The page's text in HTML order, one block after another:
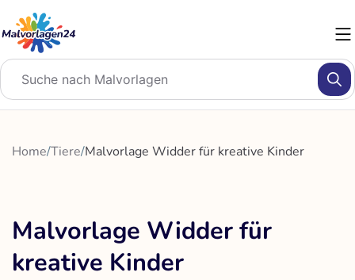
Inhalt
springen
Home/Tiere/Malvorlage Widder für kreative Kinder
Malvorlage Widder für
kreative Kinder